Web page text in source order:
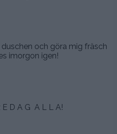
och göra mig fräsch
imorgon igen!
E D A G A L L A!